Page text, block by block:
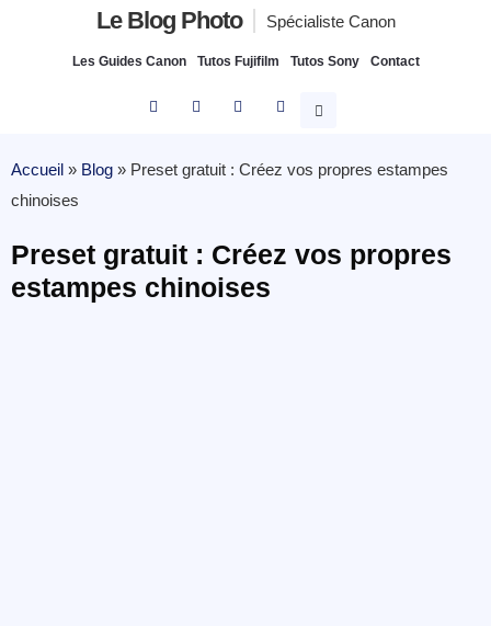
Le Blog Photo Spécialiste Canon
Les Guides Canon Tutos Fujifilm Tutos Sony Contact
Accueil » Blog » Preset gratuit : Créez vos propres estampes
chinoises
Preset gratuit : Créez vos propres
estampes chinoises